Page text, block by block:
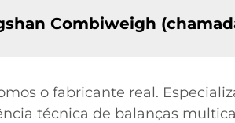
Combiweigh
o fabricante real.
técnica de balanças